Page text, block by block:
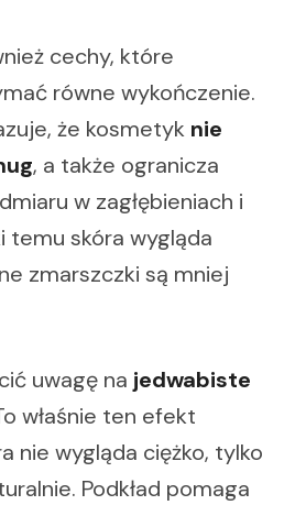
cechy, które
równe wykończenie.
że kosmetyk nie
, a także ogranicza
w zagłębieniach i
temu skóra wygląda
zmarszczki są mniej
uwagę na jedwabiste
właśnie ten efekt
nie wygląda ciężko, tylko
Podkład pomaga